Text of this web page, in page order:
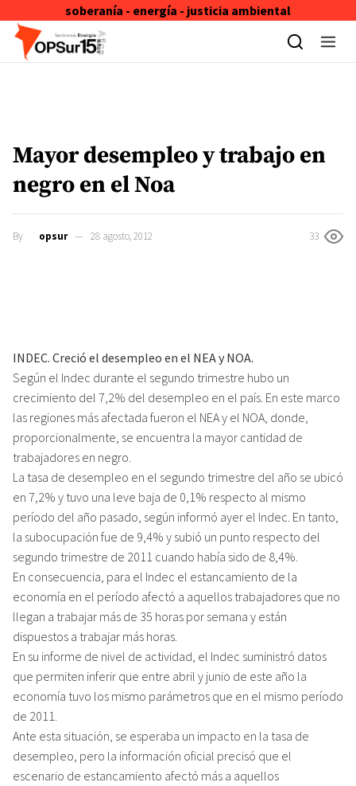
soberanía - energía - justicia ambiental
Skip to content
Mayor desempleo y trabajo en
negro en el Noa
By opsur 28 agosto, 2012 33
INDEC. Creció el desempleo en el NEA y NOA.
Según el Indec durante el segundo trimestre hubo un
crecimiento del 7,2% del desempleo en el país. En este marco
las regiones más afectada fueron el NEA y el NOA, donde,
proporcionalmente, se encuentra la mayor cantidad de
trabajadores en negro.
La tasa de desempleo en el segundo trimestre del año se ubicó
en 7,2% y tuvo una leve baja de 0,1% respecto al mismo
período del año pasado, según informó ayer el Indec. En tanto,
la subocupación fue de 9,4% y subió un punto respecto del
segundo trimestre de 2011 cuando había sido de 8,4%.
En consecuencia, para el Indec el estancamiento de la
economía en el período afectó a aquellos trabajadores que no
llegan a trabajar más de 35 horas por semana y están
dispuestos a trabajar más horas.
En su informe de nivel de actividad, el Indec suministró datos
que permiten inferir que entre abril y junio de este año la
economía tuvo los mismo parámetros que en el mismo período
de 2011.
Ante esta situación, se esperaba un impacto en la tasa de
desempleo, pero la información oficial precisó que el
escenario de estancamiento afectó más a aquellos